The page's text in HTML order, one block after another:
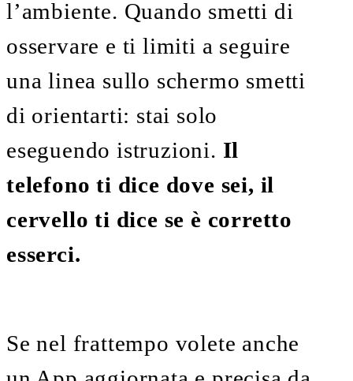
l’ambiente. Quando smetti di
osservare e ti limiti a seguire
una linea sullo schermo smetti
di orientarti: stai solo
eseguendo istruzioni. Il
telefono ti dice dove sei, il
cervello ti dice se è corretto
esserci.
Se nel frattempo volete anche